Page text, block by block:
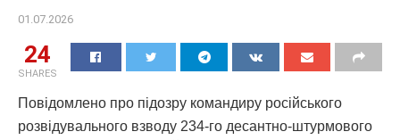
01.07.2026
24
SHARES
Повідомлено про підозру командиру російського
розвідувального взводу 234-го десантно-штурмового